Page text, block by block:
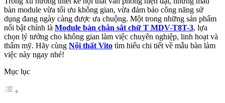
bàn module vừa tối ưu không gian, vừa đảm bảo công năng sử
dụng đang ngày càng được ưa chuộng. Một trong những sản phẩm
nổi bật chính là Module bàn chân sắt chữ T MDV-T8T-3, lựa
chọn lý tưởng cho không gian làm việc chuyên nghiệp, linh hoạt và
thẩm mỹ. Hãy cùng Nội thất Vito tìm hiểu chi tiết về mẫu bàn làm
việc này ngay nhé!
Mục lục